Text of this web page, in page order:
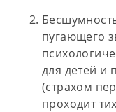
пугающего
для детей и
(страхом
проходит